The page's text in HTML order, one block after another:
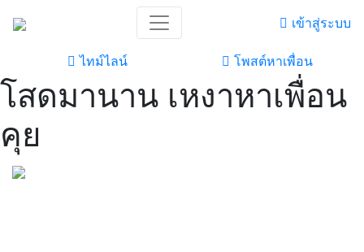
เข้าสู่ระบบ
ไทม์ไลน์ โพสต์หาเพื่อน
โสดมานาน เหงาหาเพื่อน
คุย